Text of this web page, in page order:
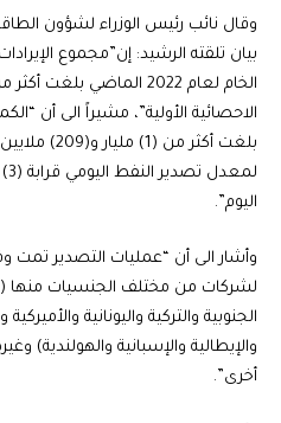
وقال نائب رئيس الوزراء لشؤون
بيان تلقته الرشيد: إن”مجموع
الاحصائية الأولية”، مشيراً الى أن
بلغت أكثر
اليوم”.
وأشار الى أن “عمليات التصدير
لشركات من مختلف الجنسيات منها
الجنوبية والتركية واليونانية
والإيطالية والإسبانية والهولندية)
أخرى”.